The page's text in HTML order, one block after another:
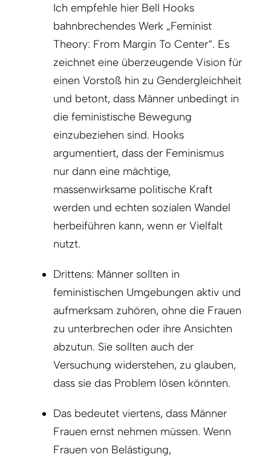
Ich empfehle hier Bell Hooks
bahnbrechendes Werk „Feminist
Theory: From Margin To Center“. Es
zeichnet eine überzeugende Vision für
einen Vorstoß hin zu Gendergleichheit
und betont, dass Männer unbedingt in
die feministische Bewegung
einzubeziehen sind. Hooks
argumentiert, dass der Feminismus
nur dann eine mächtige,
massenwirksame politische Kraft
werden und echten sozialen Wandel
herbeiführen kann, wenn er Vielfalt
nutzt.
Drittens: Männer sollten in
feministischen Umgebungen aktiv und
aufmerksam zuhören, ohne die Frauen
zu unterbrechen oder ihre Ansichten
abzutun. Sie sollten auch der
Versuchung widerstehen, zu glauben,
dass sie das Problem lösen könnten.
Das bedeutet viertens, dass Männer
Frauen ernst nehmen müssen. Wenn
Frauen von Belästigung,